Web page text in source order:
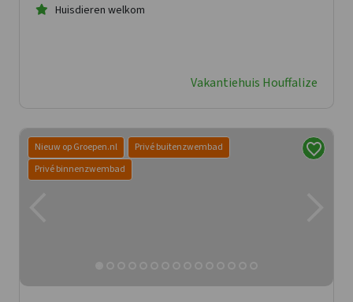
Huisdieren welkom
Vakantiehuis Houffalize
Nieuw op Groepen.nl
Privé buitenzwembad
Privé binnenzwembad